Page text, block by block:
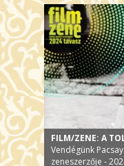
FILM/ZENE: A
Vendégünk
zeneszerzője -